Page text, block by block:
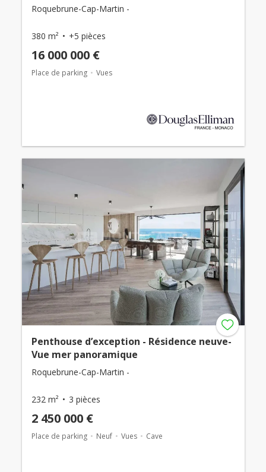
Roquebrune-Cap-Martin -
380 m² +5 pièces
16 000 000 €
Place de parking Vues
Penthouse d’exception - Résidence neuve-
Vue mer panoramique
Roquebrune-Cap-Martin -
232 m² 3 pièces
2 450 000 €
Place de parking Neuf Vues Cave